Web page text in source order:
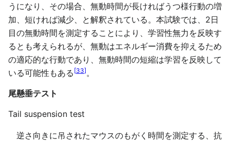
うになり、その場合、無動時間が長ければうつ様行動の増
加、短ければ減少、と解釈されている。本試験では、2日
目の無動時間を測定することにより、学習性無力を反映す
るとも考えられるが、無動はエネルギー消費を抑えるため
の適応的な行動であり、無動時間の短縮は学習を反映して
いる可能性もある [33] 。
尾懸垂テスト
Tail suspension test
逆さ向きに吊されたマウスのもがく時間を測定する、抗